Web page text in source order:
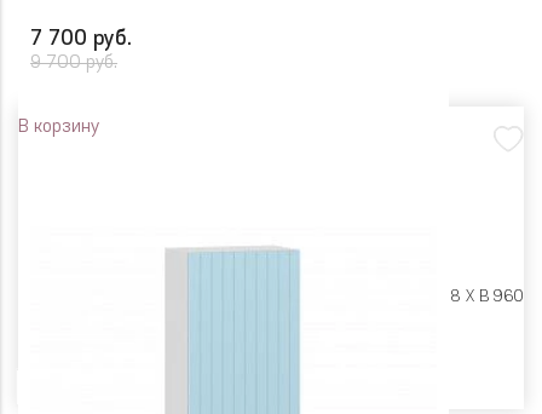
7 700 руб.
9 700 руб.
В корзину
Ш 600 X Г 318 X В 960